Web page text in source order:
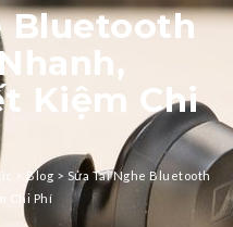
Bluetooth
Kiệm Chi
Blog > Sửa Tai Nghe Bluetooth
Chi Phí